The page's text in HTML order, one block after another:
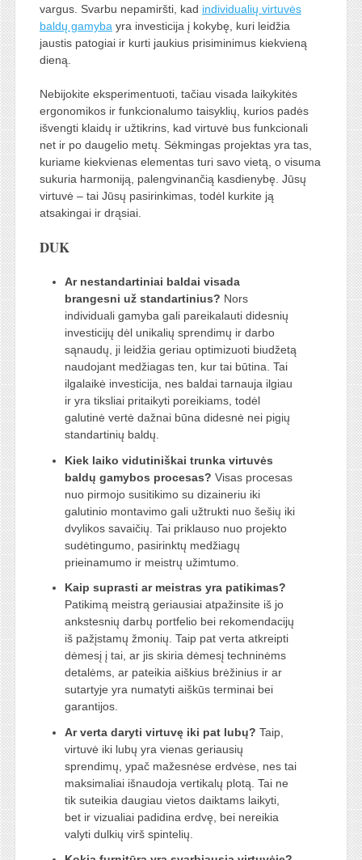
vargus. Svarbu nepamiršti, kad individualių virtuvės
baldų gamybayra investicija į kokybę, kuri leidžia
jaustis patogiai ir kurti jaukius prisiminimus kiekvieną
dieną.
Nebijokite eksperimentuoti, tačiau visada laikykitės
ergonomikos ir funkcionalumo taisyklių, kurios padės
išvengti klaidų ir užtikrins, kad virtuvė bus funkcionali
net ir po daugelio metų. Sėkmingas projektas yra tas,
kuriame kiekvienas elementas turi savo vietą, o visuma
sukuria harmoniją, palengvinančią kasdienybę. Jūsų
virtuvė – tai Jūsų pasirinkimas, todėl kurkite ją
atsakingai ir drąsiai.
DUK
Ar nestandartiniai baldai visada
brangesni už standartinius? Nors
individuali gamyba gali pareikalauti didesnių
investicijų dėl unikalių sprendimų ir darbo
sąnaudų, ji leidžia geriau optimizuoti biudžetą
naudojant medžiagas ten, kur tai būtina. Tai
ilgalaikė investicija, nes baldai tarnauja ilgiau
ir yra tiksliai pritaikyti poreikiams, todėl
galutinė vertė dažnai būna didesnė nei pigių
standartinių baldų.
Kiek laiko vidutiniškai trunka virtuvės
baldų gamybos procesas? Visas procesas
nuo pirmojo susitikimo su dizaineriu iki
galutinio montavimo gali užtrukti nuo šešių iki
dvylikos savaičių. Tai priklauso nuo projekto
sudėtingumo, pasirinktų medžiagų
prieinamumo ir meistrų užimtumo.
Kaip suprasti ar meistras yra patikimas?
Patikimą meistrą geriausiai atpažinsite iš jo
ankstesnių darbų portfelio bei rekomendacijų
iš pažįstamų žmonių. Taip pat verta atkreipti
dėmesį į tai, ar jis skiria dėmesį techninėms
detalėms, ar pateikia aiškius brėžinius ir ar
sutartyje yra numatyti aiškūs terminai bei
garantijos.
Ar verta daryti virtuvę iki pat lubų? Taip,
virtuvė iki lubų yra vienas geriausių
sprendimų, ypač mažesnėse erdvėse, nes tai
maksimaliai išnaudoja vertikalų plotą. Tai ne
tik suteikia daugiau vietos daiktams laikyti,
bet ir vizualiai padidina erdvę, bei nereikia
valyti dulkių virš spintelių.